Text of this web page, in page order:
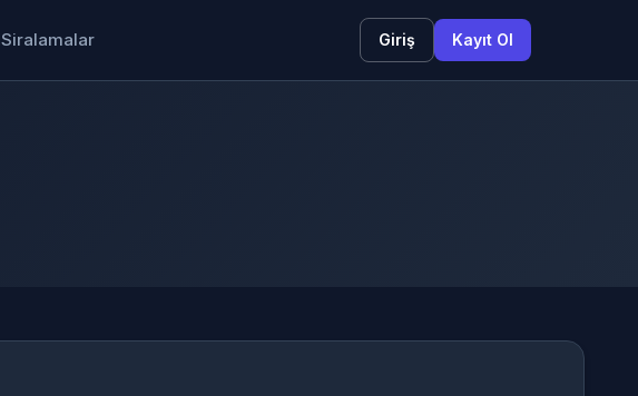
Siralamalar Giriş Kayıt Ol